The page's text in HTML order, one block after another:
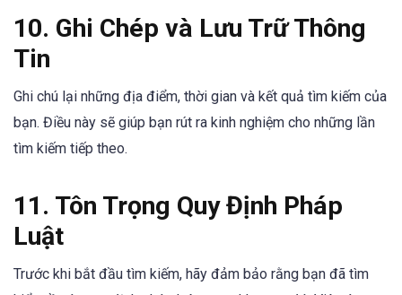
10. Ghi Chép và Lưu Trữ Thông
Tin
Ghi chú lại những địa điểm, thời gian và kết quả tìm kiếm của
bạn. Điều này sẽ giúp bạn rút ra kinh nghiệm cho những lần
tìm kiếm tiếp theo.
11. Tôn Trọng Quy Định Pháp
Luật
Trước khi bắt đầu tìm kiếm, hãy đảm bảo rằng bạn đã tìm